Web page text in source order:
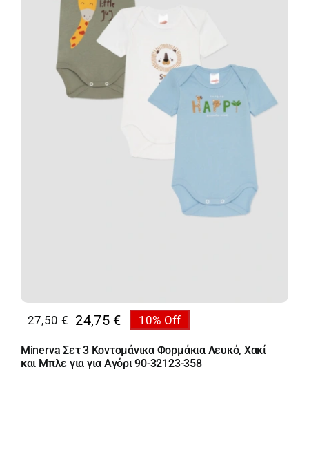
27,50€
Original
price
was:
24,75 €
Η
τρέχουσα
τιμή
10% Off
Minerva Σετ 3 Κοντομάνικα Φορμάκια Λευκό, Χακί
και Μπλε για για Αγόρι 90-32123-358